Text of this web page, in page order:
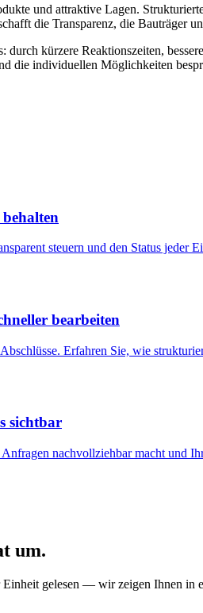
und attraktive Lagen.
die Transparenz, die Bauträger
kürzere Reaktionszeiten,
die individuellen Möglichkeiten
steuern und den Status
bearbeiten
Erfahren Sie, wie
sichtbar
nachvollziehbar macht und
um.
gelesen — wir zeigen Ihnen